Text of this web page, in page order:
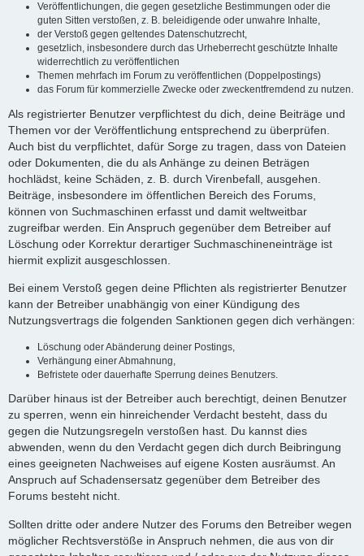
Veröffentlichungen, die gegen gesetzliche Bestimmungen oder die
guten Sitten verstoßen, z. B. beleidigende oder unwahre Inhalte,
der Verstoß gegen geltendes Datenschutzrecht,
gesetzlich, insbesondere durch das Urheberrecht geschützte Inhalte
widerrechtlich zu veröffentlichen
Themen mehrfach im Forum zu veröffentlichen (Doppelpostings)
das Forum für kommerzielle Zwecke oder zweckentfremdend zu nutzen.
Als registrierter Benutzer verpflichtest du dich, deine Beiträge und
Themen vor der Veröffentlichung entsprechend zu überprüfen.
Auch bist du verpflichtet, dafür Sorge zu tragen, dass von Dateien
oder Dokumenten, die du als Anhänge zu deinen Beträgen
hochlädst, keine Schäden, z. B. durch Virenbefall, ausgehen.
Beiträge, insbesondere im öffentlichen Bereich des Forums,
können von Suchmaschinen erfasst und damit weltweitbar
zugreifbar werden. Ein Anspruch gegenüber dem Betreiber auf
Löschung oder Korrektur derartiger Suchmaschineneinträge ist
hiermit explizit ausgeschlossen.
Bei einem Verstoß gegen deine Pflichten als registrierter Benutzer
kann der Betreiber unabhängig von einer Kündigung des
Nutzungsvertrags die folgenden Sanktionen gegen dich verhängen:
Löschung oder Abänderung deiner Postings,
Verhängung einer Abmahnung,
Befristete oder dauerhafte Sperrung deines Benutzers.
Darüber hinaus ist der Betreiber auch berechtigt, deinen Benutzer
zu sperren, wenn ein hinreichender Verdacht besteht, dass du
gegen die Nutzungsregeln verstoßen hast. Du kannst dies
abwenden, wenn du den Verdacht gegen dich durch Beibringung
eines geeigneten Nachweises auf eigene Kosten ausräumst. An
Anspruch auf Schadensersatz gegenüber dem Betreiber des
Forums besteht nicht.
Sollten dritte oder andere Nutzer des Forums den Betreiber wegen
möglicher Rechtsverstöße in Anspruch nehmen, die aus von dir